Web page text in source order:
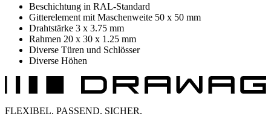
Beschichtung in RAL-Standard
Gitterelement mit Maschenweite 50 x 50 mm
Drahtstärke 3 x 3.75 mm
Rahmen 20 x 30 x 1.25 mm
Diverse Türen und Schlösser
Diverse Höhen
FLEXIBEL. PASSEND. SICHER.